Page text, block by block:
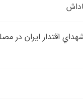
اقتدار ايران در